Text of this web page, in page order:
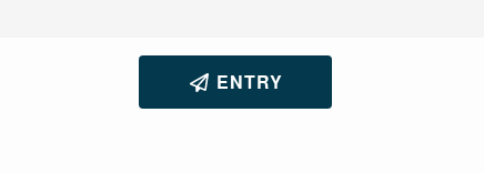
ENTRY